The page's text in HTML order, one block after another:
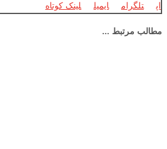
اپ
تلگرام ایمیل لینک کوتاه
مطالب مرتبط ...